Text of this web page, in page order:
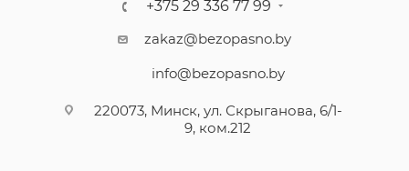
+375 29 336 77 99
zakaz@bezopasno.by
info@bezopasno.by
220073, Минск, ул. Скрыганова, 6/1-
9, ком.212